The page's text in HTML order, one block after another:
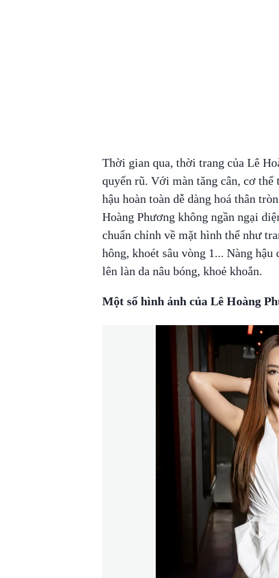
Thời gian qua, thời trang của Lê
quyến rũ. Với màn tăng cân, cơ thể
hậu hoàn toàn dễ dàng hoá thân
Hoàng Phương không ngần ngại
chuẩn chỉnh về mặt hình thể như
hông, khoét sâu vòng 1... Nàng
lên làn da nâu bóng, khoẻ khoắn.
Một số hình ảnh của Lê Hoàng